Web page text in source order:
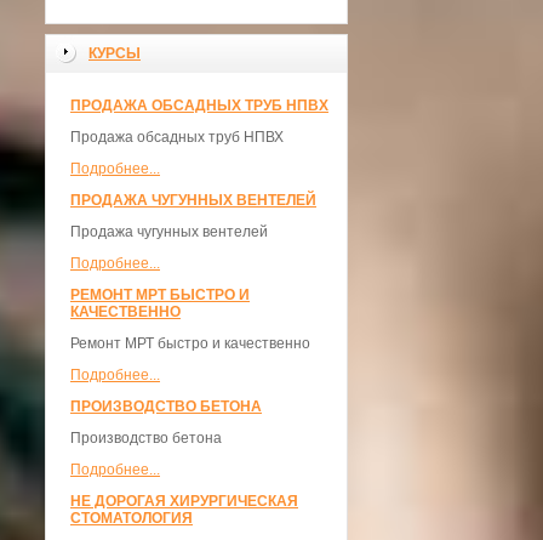
КУРСЫ
ПРОДАЖА ОБСАДНЫХ ТРУБ НПВХ
Продажа обсадных труб НПВХ
Подробнее...
ПРОДАЖА ЧУГУННЫХ ВЕНТЕЛЕЙ
Продажа чугунных вентелей
Подробнее...
РЕМОНТ МРТ БЫСТРО И
КАЧЕСТВЕННО
Ремонт МРТ быстро и качественно
Подробнее...
ПРОИЗВОДСТВО БЕТОНА
Производство бетона
Подробнее...
НЕ ДОРОГАЯ ХИРУРГИЧЕСКАЯ
СТОМАТОЛОГИЯ